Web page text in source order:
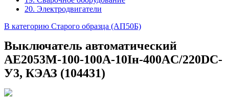
20. Электродвигатели
В категорию Старого образца (АП50Б)
Выключатель автоматический
АЕ2053М-100-100А-10Iн-400AC/220DC-
У3, КЭАЗ (104431)